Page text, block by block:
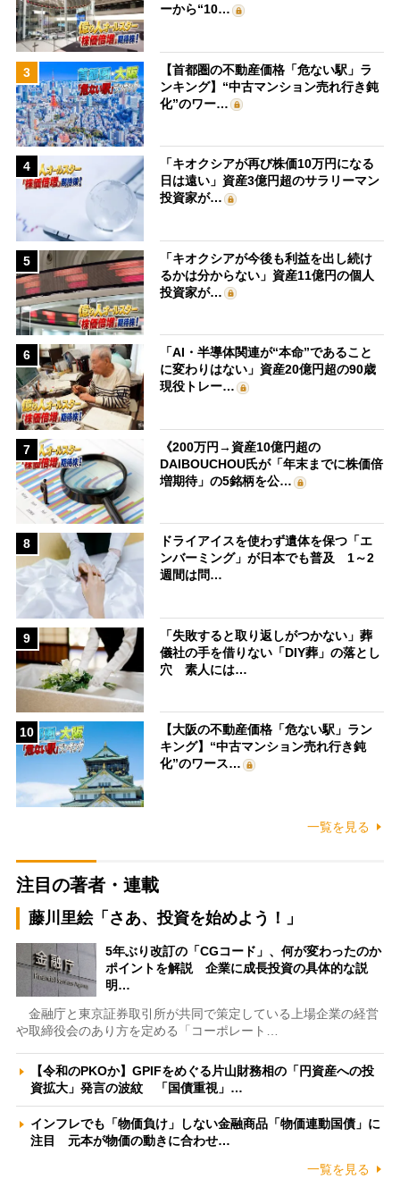
ーから“10…
3
【首都圏の不動産価格「危ない駅」ラ
ンキング】“中古マンション売れ行き鈍
化”のワー…
4
「キオクシアが再び株価10万円になる
日は遠い」資産3億円超のサラリーマン
投資家が…
5
「キオクシアが今後も利益を出し続け
るかは分からない」資産11億円の個人
投資家が…
6
「AI・半導体関連が“本命”であること
に変わりはない」資産20億円超の90歳
現役トレー…
7
《200万円→資産10億円超の
DAIBOUCHOU氏が「年末までに株価倍
増期待」の5銘柄を公…
8
ドライアイスを使わず遺体を保つ「エ
ンバーミング」が日本でも普及 1～2
週間は問…
9
「失敗すると取り返しがつかない」葬
儀社の手を借りない「DIY葬」の落とし
穴 素人には…
10
【大阪の不動産価格「危ない駅」ラン
キング】“中古マンション売れ行き鈍
化”のワース…
一覧を見る
注目の著者・連載
藤川里絵「さあ、投資を始めよう！」
5年ぶり改訂の「CGコード」、何が変わったのか
ポイントを解説 企業に成長投資の具体的な説
明…
金融庁と東京証券取引所が共同で策定している上場企業の経営
や取締役会のあり方を定める「コーポレート…
【令和のPKOか】GPIFをめぐる片山財務相の「円資産への投
資拡大」発言の波紋 「国債重視」…
インフレでも「物価負け」しない金融商品「物価連動国債」に
注目 元本が物価の動きに合わせ…
一覧を見る